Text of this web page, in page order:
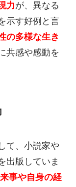
力が、異なる
示す好例と言
の多様な生き
共感や感動を
て、小説家や
出版していま
事や自身の経